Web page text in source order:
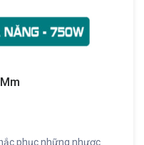
phục những nhược